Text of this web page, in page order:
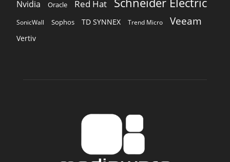
Nvidia
Oracle Red Hat
SonicWall Sophos TD SYNNEX Trend Micro Veeam
Vertiv